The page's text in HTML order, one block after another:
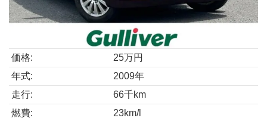
価格:
25万円
年式:
2009年
走行:
66千km
燃費:
23km/l